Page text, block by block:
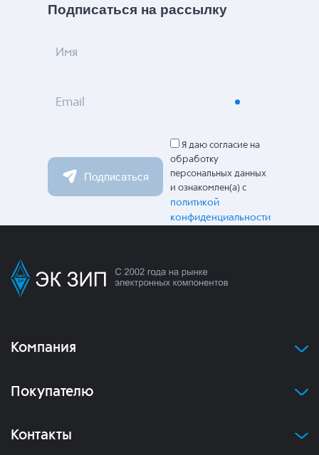
Подписаться на рассылку
Имя
Email
Подписаться
Я даю согласие на
обработку
персональных данных
и ознакомлен(а) с
политикой
конфиденциальности
Компания
Покупателю
Контакты